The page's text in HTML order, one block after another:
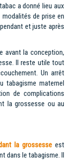
a donné lieu aux
de prise en
et juste après
avant la conception,
Il reste utile tout
Un arrêt
tabagisme maternel
de complications
la grossesse ou au
la grossesseest
dans le tabagisme. Il